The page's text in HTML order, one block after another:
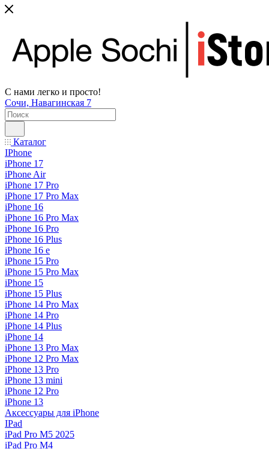
С нами легко и просто!
Сочи, Навагинская 7
Каталог
IPhone
iPhone 17
iPhone Air
iPhone 17 Pro
iPhone 17 Pro Max
iPhone 16
iPhone 16 Pro Max
iPhone 16 Pro
iPhone 16 Plus
iPhone 16 e
iPhone 15 Pro
iPhone 15 Pro Max
iPhone 15
iPhone 15 Plus
iPhone 14 Pro Max
iPhone 14 Pro
iPhone 14 Plus
iPhone 14
iPhone 13 Pro Max
iPhone 12 Pro Max
iPhone 13 Pro
iPhone 13 mini
iPhone 12 Pro
iPhone 13
Аксессуары для iPhone
IPad
iPad Pro M5 2025
iPad Pro M4